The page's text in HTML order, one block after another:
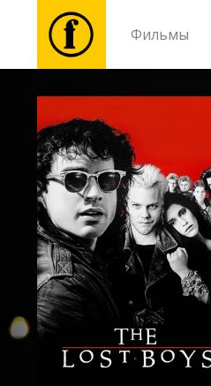
Фильмы
Фильмы
Билеты
Культура
Мероприятия
Новости
Подарки